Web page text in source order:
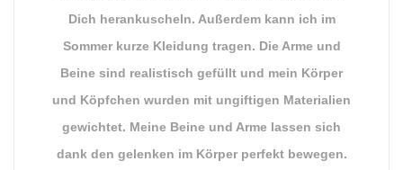
Dich herankuscheln. Außerdem kann ich im
Sommer kurze Kleidung tragen. Die Arme und
Beine sind realistisch gefüllt und mein Körper
und Köpfchen wurden mit ungiftigen Materialien
gewichtet. Meine Beine und Arme lassen sich
dank den gelenken im Körper perfekt bewegen.